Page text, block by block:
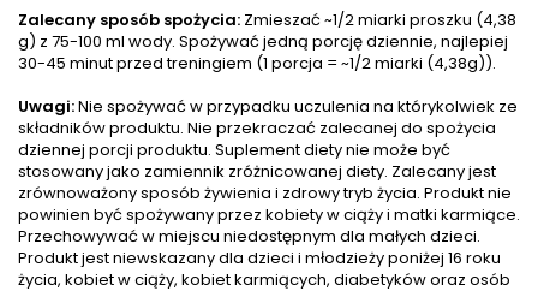
Zalecany sposób spożycia: Zmieszać ~1/2 miarki proszku (4,38
g) z 75-100 ml wody. Spożywać jedną porcję dziennie, najlepiej
30-45 minut przed treningiem (1 porcja = ~1/2 miarki (4,38g)).
Uwagi:Nie spożywać w przypadku uczulenia na którykolwiek ze
składników produktu. Nie przekraczać zalecanej do spożycia
dziennej porcji produktu. Suplement diety nie może być
stosowany jako zamiennik zróżnicowanej diety. Zalecany jest
zrównoważony sposób żywienia i zdrowy tryb życia. Produkt nie
powinien być spożywany przez kobiety w ciąży i matki karmiące.
Przechowywać w miejscu niedostępnym dla małych dzieci.
Produkt jest niewskazany dla dzieci i młodzieży poniżej 16 roku
życia, kobiet w ciąży, kobiet karmiących, diabetyków oraz osób